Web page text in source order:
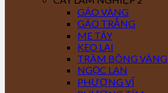
GÁO VÀNG
GÁO TRẮNG
ME TÂY
KEO LAI
TRÀM BÔNG VÀNG
NGỌC LAN
PHƯỢNG VĨ